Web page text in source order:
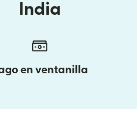
India
en ventanilla